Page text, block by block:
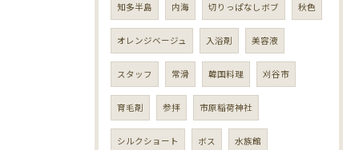
知多半島 内海 切りっぱなしボブ 秋色
オレンジベージュ 入浴剤 美容液
スタッフ 常滑 韓国料理 刈谷市
育毛剤 参拝 市原稲荷神社
シルクショート ボス 水族館